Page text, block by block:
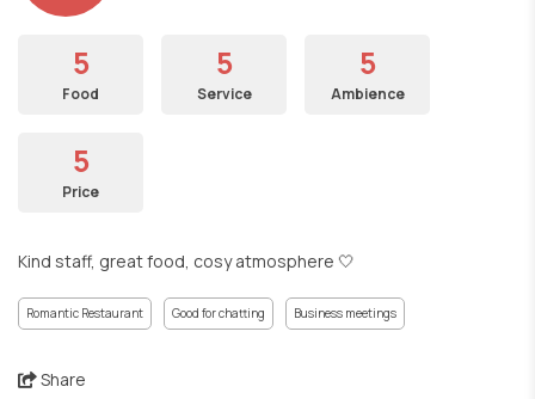
5
Food
5
Service
5
Ambience
5
Price
Kind staff, great food, cosy atmosphere 🤍
Romantic Restaurant Good for chatting Business meetings
Share